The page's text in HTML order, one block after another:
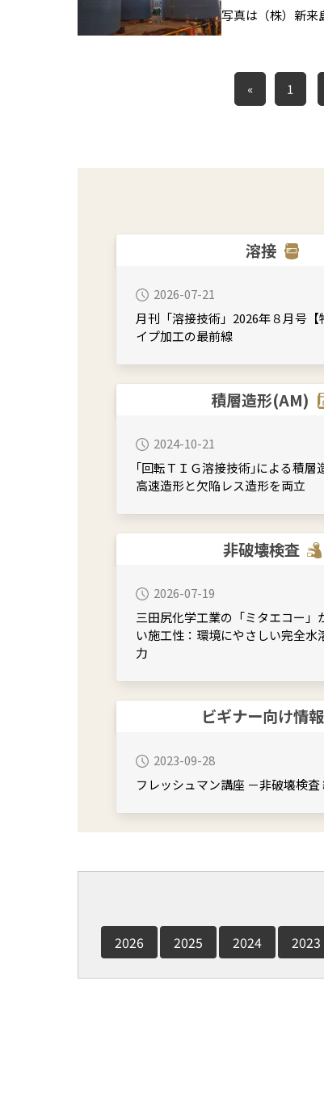
写真は（株）新来
« 1
溶接
2026-07-21
月刊「溶接技術」2026年８月号【
イプ加工の最前線
積層造形(AM)
2024-10-21
｢回転ＴＩＧ溶接技術｣による積層
高速造形と欠陥レス造形を両立
非破壊検査
2026-07-19
三田尻化学工業の「ミタエコー」
い施工性：環境にやさしい完全水
力
ビギナー向け情報
2023-09-28
フレッシュマン講座 －非破壊検査
2026 2025 2024 2023